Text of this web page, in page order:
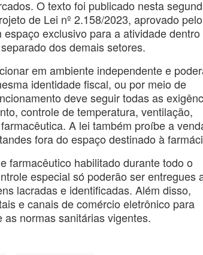
O texto foi publicado nesta
de Lei nº 2.158/2023, aprovado pelo
exclusivo para a atividade
dos demais setores.
em ambiente independente e
identidade fiscal, ou por meio de
deve seguir todas as
controle de temperatura, ventilação,
A lei também proíbe a
fora do espaço destinado à
farmacêutico habilitado durante todo o
especial só poderão ser entregues
lacradas e identificadas. Além disso,
e canais de comércio eletrônico para
normas sanitárias vigentes.